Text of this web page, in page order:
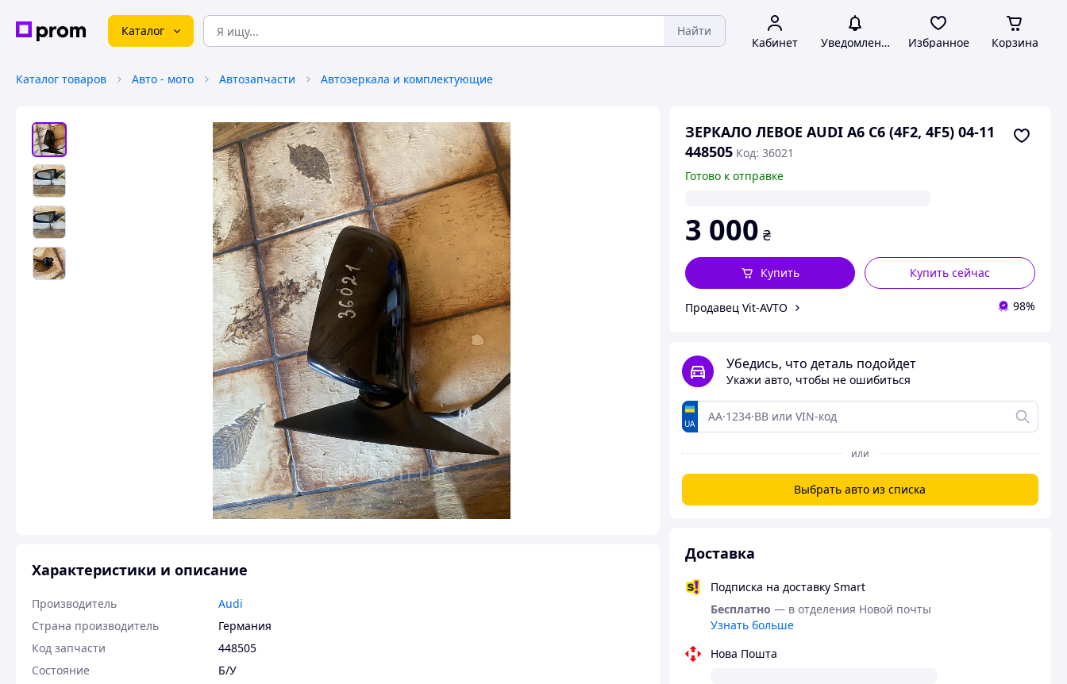
Каталог Найти
Кабинет Уведомления Избранное Корзина
Каталог товаров Авто - мото Автозапчасти Автозеркала и комплектующие
ЗЕРКАЛО ЛЕВОЕ AUDI A6 C6 (4F2, 4F5) 04-11
448505 Код: 36021
Готово к отправке
3 000 ₴
Купить сейчас
Купить
Продавец Vit-AVTO 98%
Убедись, что деталь подойдет
Укажи авто, чтобы не ошибиться
UA
или
Выбрать авто из списка
Доставка
Подписка на доставку Smart
Бесплатно — в отделения Новой почты
Узнать больше
Нова Пошта
Характеристики и описание
Производитель
Audi
Страна производитель
Германия
Код запчасти
448505
Состояние
Б/У